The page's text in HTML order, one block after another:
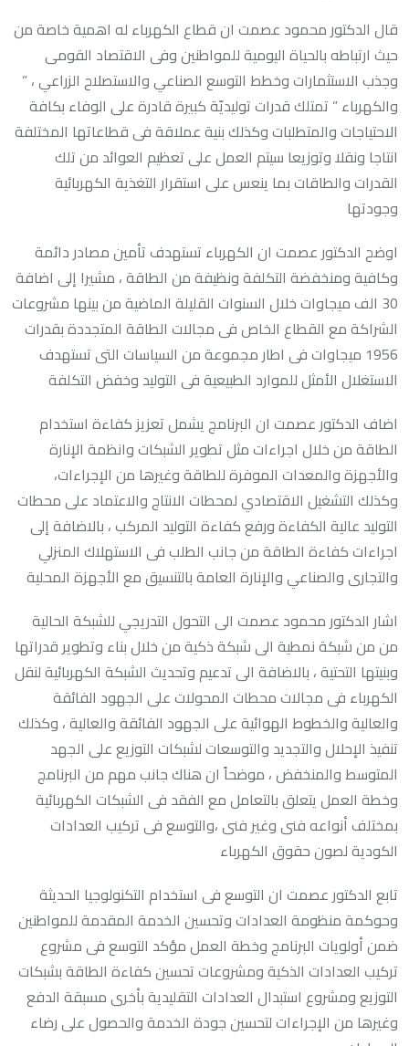
قال الدكتور محمود عصمت ان قطاع الكهرباء له اهمية خاصة من
حيث ارتباطه بالحياة اليومية للمواطنين وفى الاقتصاد القومى
وجذب الاستثمارات وخطط التوسع الصناعي والاستصلاح الزراعي ، ”
والكهرباء ” تمتلك قدرات توليديّة كبيرة قادرة على الوفاء بكافة
الاحتياجات والمتطلبات وكذلك بنية عملاقة فى قطاعاتها المختلفة
انتاجا ونقلا وتوزيعا سيتم العمل على تعظيم العوائد من تلك
القدرات والطاقات بما ينعس على استقرار التغذية الكهربائية
وجودتها
اوضح الدكتور عصمت ان الكهرباء تستهدف تأمين مصادر دائمة
وكافية ومنخفضة التكلفة ونظيفة من الطاقة ، مشيرا إلى اضافة
30 الف ميجاوات خلال السنوات القليلة الماضية من بينها مشروعات
الشراكة مع القطاع الخاص فى مجالات الطاقة المتجددة بقدرات
1956 ميجاوات فى اطار مجموعة من السياسات التى تستهدف
الاستغلال الأمثل للموارد الطبيعية فى التوليد وخفض التكلفة
اضاف الدكتور عصمت ان البرنامج يشمل تعزيز كفاءة استخدام
الطاقة من خلال اجراءات مثل تطوير الشبكات وانظمة الإنارة
والأجهزة والمعدات الموفرة للطاقة وغيرها من الإجراءات،
وكذلك التشغيل الاقتصادي لمحطات الانتاج والاعتماد على محطات
التوليد عالية الكفاءة ورفع كفاءة التوليد المركب ، بالاضافة إلى
اجراءات كفاءة الطاقة من جانب الطلب فى الاستهلاك المنزلي
والتجارى والصناعي والإنارة العامة بالتنسيق مع الأجهزة المحلية
اشار الدكتور محمود عصمت الى التحول التدريجي للشبكة الحالية
من من شبكة نمطية الى شبكة ذكية من خلال بناء وتطوير قدراتها
وبنيتها التحتية ، بالاضافة الى تدعيم وتحديث الشبكة الكهربائية لنقل
الكهرباء فى مجالات محطات المحولات على الجهود الفائقة
والعالية والخطوط الهوائية على الجهود الفائقة والعالية ، وكذلك
تنفيذ الإحلال والتجديد والتوسعات لشبكات التوزيع على الجهد
المتوسط والمنخفض ، موضحاً ان هناك جانب مهم من البرنامج
وخطة العمل يتعلق بالتعامل مع الفقد فى الشبكات الكهربائية
بمختلف أنواعه فنى وغير فنى ،والتوسع فى تركيب العدادات
الكودية لصون حقوق الكهرباء
تابع الدكتور عصمت ان التوسع فى استخدام التكنولوجيا الحديثة
وحوكمة منظومة العدادات وتحسين الخدمة المقدمة للمواطنين
ضمن أولويات البرنامج وخطة العمل مؤكد التوسع فى مشروع
تركيب العدادات الذكية ومشروعات تحسين كفاءة الطاقة بشبكات
التوزيع ومشروع استبدال العدادات التقليدية بأخرى مسبقة الدفع
وغيرها من الإجراءات لتحسين جودة الخدمة والحصول على رضاء